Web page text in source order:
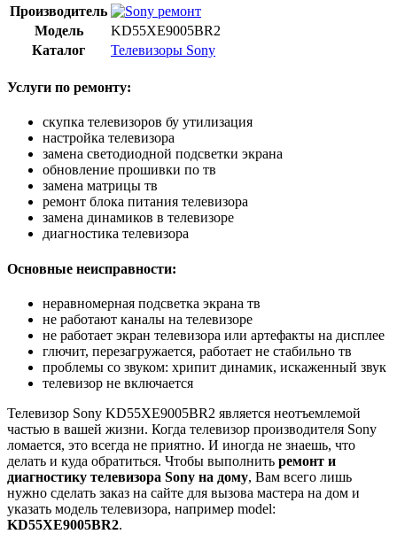
Производитель
Модель
KD55XE9005BR2
Каталог
Телевизоры Sony
Услуги по ремонту:
скупка телевизоров бу утилизация
настройка телевизора
замена светодиодной подсветки экрана
обновление прошивки по тв
замена матрицы тв
ремонт блока питания телевизора
замена динамиков в телевизоре
диагностика телевизора
Основные неисправности:
неравномерная подсветка экрана тв
не работают каналы на телевизоре
не работает экран телевизора или артефакты на дисплее
глючит, перезагружается, работает не стабильно тв
проблемы со звуком: хрипит динамик, искаженный звук
телевизор не включается
Телевизор Sony KD55XE9005BR2 является неотъемлемой
частью в вашей жизни. Когда телевизор производителя Sony
ломается, это всегда не приятно. И иногда не знаешь, что
делать и куда обратиться. Чтобы выполнить ремонт и
диагностику телевизора Sony на дому, Вам всего лишь
нужно сделать заказ на сайте для вызова мастера на дом и
указать модель телевизора, например model:
KD55XE9005BR2.